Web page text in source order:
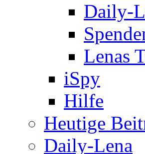
Daily-
Lenas
iSpy
Hilfe
Heutige
Daily-Lena